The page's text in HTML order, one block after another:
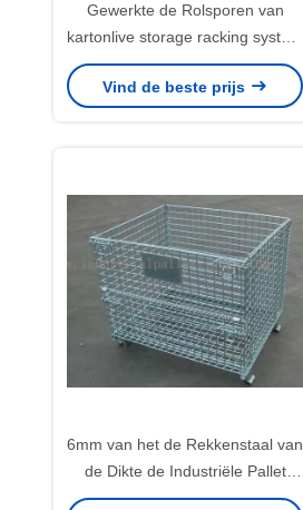
Gewerkte de Rolsporen van
kartonlive storage racking system
with/Steegverdelers
Vind de beste prijs
6mm van het de Rekkenstaal van
de Dikte de Industriële Pallet
Stapelbare Containers van het